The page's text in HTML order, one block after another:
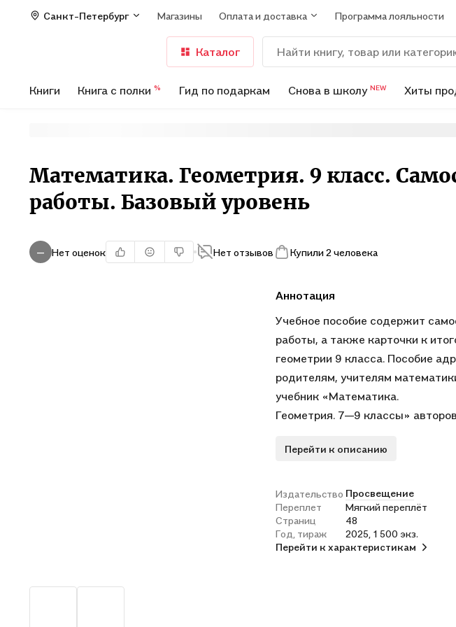
Санкт-Петербург Магазины Оплата и доставка Программа лояльности
Каталог
Книги Книга с полки % Гид по подаркам Снова в школу NEW Хиты
Математика. Геометрия. 9 класс.
работы. Базовый уровень
— Нет оценок Нет отзывов Купили 2 человека
Аннотация
Учебное пособие содержит
работы, а также карточки к
геометрии 9 класса. Пособие
родителям, учителям
учебник «Математика.
Геометрия. 7—9 классы»
с Приказом Министерства
Перейти к описанию
Издательство Просвещение
Переплет
Мягкий переплёт
Страниц
48
Год, тираж
2025, 1 500 экз.
Перейти к характеристикам